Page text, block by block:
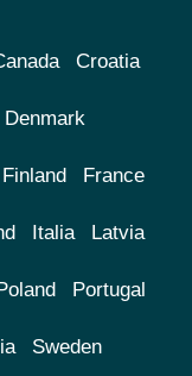
Croatia
Denmark
Finland France
Italia Latvia
Poland Portugal
Sweden